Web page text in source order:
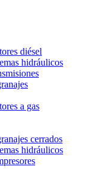
diésel
hidráulicos
a gas
cerrados
hidráulicos